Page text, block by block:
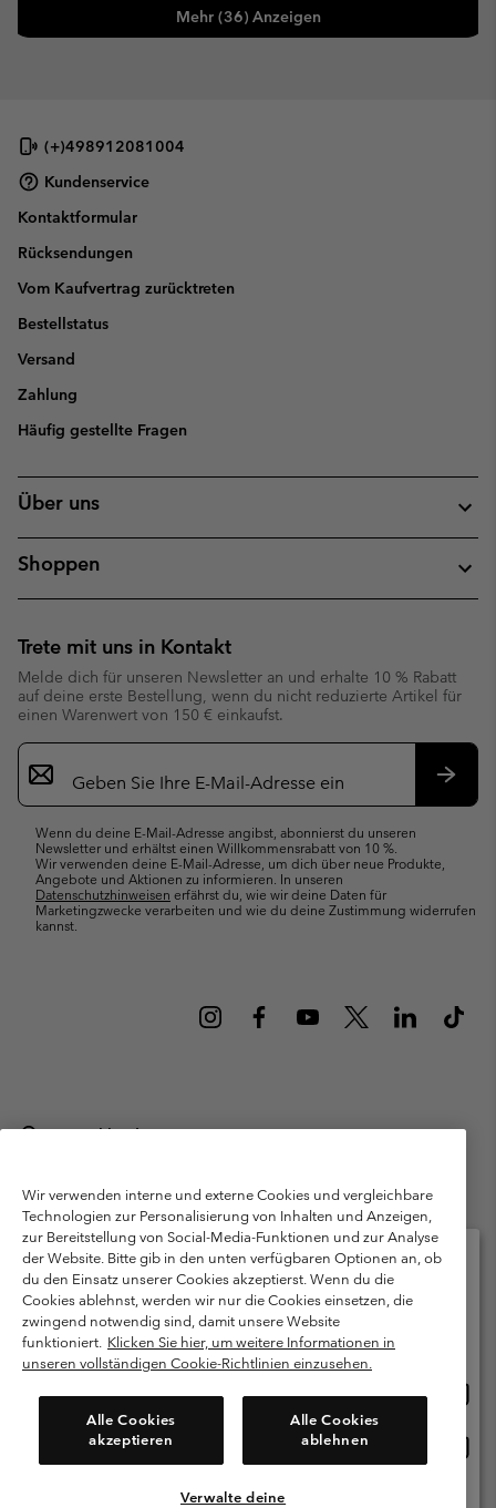
Mehr (36) Anzeigen
(+)498912081004
Kundenservice
Kontaktformular
Rücksendungen
Vom Kaufvertrag zurücktreten
Bestellstatus
Versand
Zahlung
Häufig gestellte Fragen
Über uns
Shoppen
Trete mit uns in Kontakt
Melde dich für unseren Newsletter an und erhalte 10 % Rabatt
auf deine erste Bestellung, wenn du nicht reduzierte Artikel für
einen Warenwert von 150 € einkaufst.
Newsletter-
Anmeldung
Wenn du deine E-Mail-Adresse angibst, abonnierst du unseren
Newsletter und erhältst einen Willkommensrabatt von 10 %.
Wir verwenden deine E-Mail-Adresse, um dich über neue Produkte,
Angebote und Aktionen zu informieren. In unseren
Datenschutzhinweisen erfährst du, wie wir deine Daten für
Marketingzwecke verarbeiten und wie du deine Zustimmung widerrufen
kannst.
Deutschland
München Deutschland. Alle Rechte vorbehalten.
Nutzungsbedingungen
Allgemeine Verkaufsbedingungen
Garantie
Datenschutzerklärung
Bestimmungen und Bedingungen des Mitglieder Programms
Nutzungsbedingungen Für Nutzergenerierte Inhalte
Cookies
Public CBCR
Kundenservice: Mo- Fr. 9:00 - 13:00 & 14:00- 18:00 Uhr
(+)498912081004
Wir verwenden interne und externe Cookies und vergleichbare
Technologien zur Personalisierung von Inhalten und Anzeigen,
zur Bereitstellung von Social-Media-Funktionen und zur Analyse
der Website. Bitte gib in den unten verfügbaren Optionen an, ob
du den Einsatz unserer Cookies akzeptierst. Wenn du die
Cookies ablehnst, werden wir nur die Cookies einsetzen, die
zwingend notwendig sind, damit unsere Website
funktioniert. Klicken Sie hier, um weitere Informationen in
unseren vollständigen Cookie-Richtlinien einzusehen.
Alle Cookies
akzeptieren
Alle Cookies
ablehnen
Verwalte deine
Bitte wählen Sie Ihr Lieferland und Ihre Sprache
Online-Einkauf verfügbar
Deutschland